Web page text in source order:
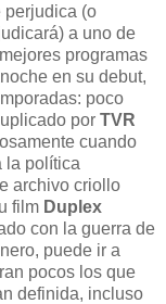
perjudica (o
a uno de
programas
en su debut,
poco
por TVR
cuando
la política
archivo criollo
film Duplex
con la guerra de
puede ir a
pocos los que
definida, incluso